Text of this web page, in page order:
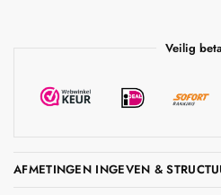
Veilig
AFMETINGEN INGEVEN &